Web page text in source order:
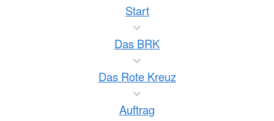
Start
Das BRK
Das Rote Kreuz
Auftrag